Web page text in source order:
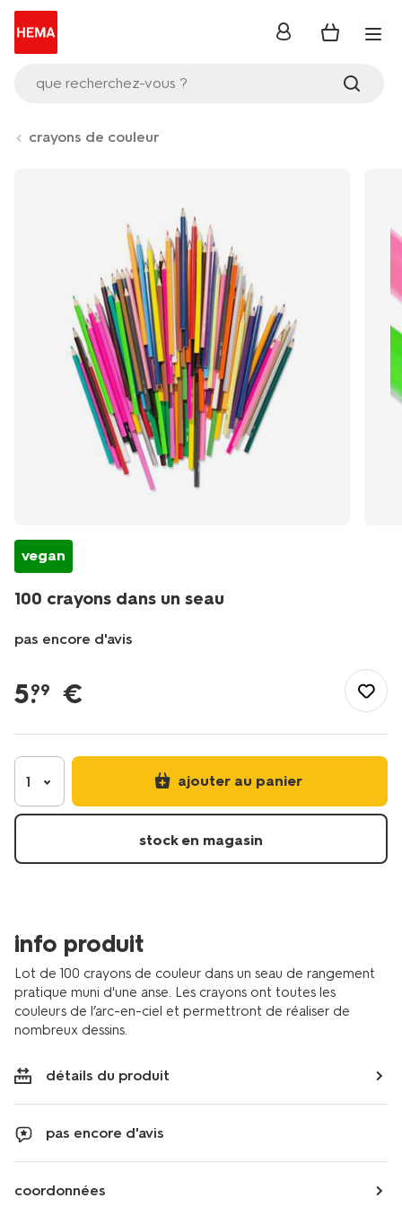
que recherchez-vous ?
se
crayons de couleur
vegan
100 crayons dans un seau
pas encore d'avis
fr/papeterie/ecriture/crayons/crayons-
de-
dans-
un-
seau-
5.
99 €
1 ajouter au panier
stock en magasin
info produit
Lot de 100 crayons de couleur dans un seau de rangement
pratique muni d'une anse. Les crayons ont toutes les
couleurs de l’arc-en-ciel et permettront de réaliser de
nombreux dessins.
détails du produit
pas encore d'avis
coordonnées